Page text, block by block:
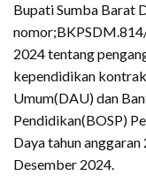
Bupati Sumba Barat
2024 tentang
kependidikan
Umum(DAU) dan
Pendidikan(BOSP)
Daya tahun
Desember 2024.